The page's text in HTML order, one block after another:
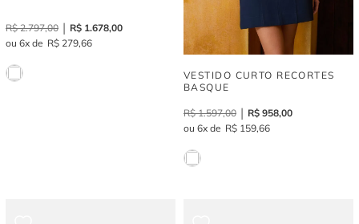
R$ 2.797,00 R$ 1.678,00
6
R$ 279,66
VESTIDO CURTO RECORTES
BASQUE
R$ 1.597,00 R$ 958,00
6
R$ 159,66